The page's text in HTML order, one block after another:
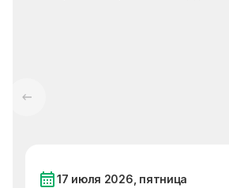
17 июля 2026, пятница